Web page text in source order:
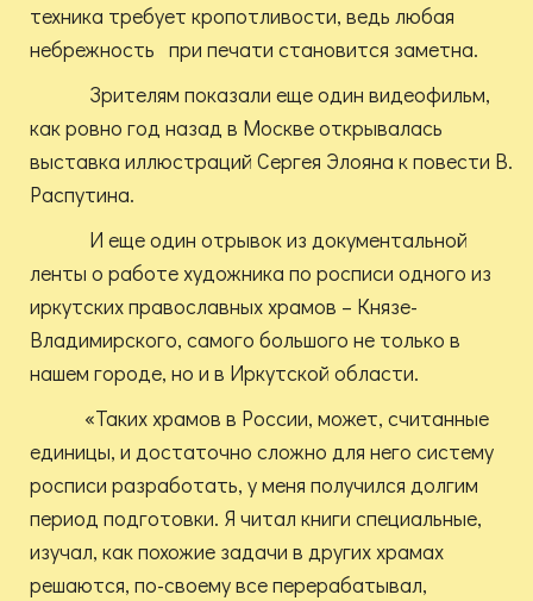
техника требует кропотливости, ведь любая
небрежность при печати становится заметна.
Зрителям показали еще один видеофильм,
как ровно год назад в Москве открывалась
выставка иллюстраций Сергея Элояна к повести В.
Распутина.
И еще один отрывок из документальной
ленты о работе художника по росписи одного из
иркутских православных храмов – Князе-
Владимирского, самого большого не только в
нашем городе, но и в Иркутской области.
«Таких храмов в России, может, считанные
единицы, и достаточно сложно для него систему
росписи разработать, у меня получился долгим
период подготовки. Я читал книги специальные,
изучал, как похожие задачи в других храмах
решаются, по-своему все перерабатывал,